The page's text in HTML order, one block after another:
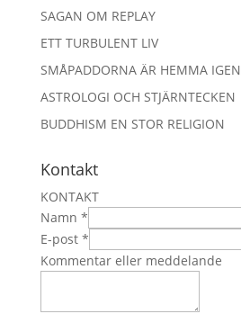
SAGAN OM REPLAY
ETT TURBULENT LIV
SMÅPADDORNA ÄR HEMMA IGEN
ASTROLOGI OCH STJÄRNTECKEN
BUDDHISM EN STOR RELIGION
Kontakt
KONTAKT
e
l
l
Namn *
E-post *
Kommentar eller meddelande